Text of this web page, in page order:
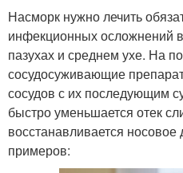
Насморк нужно лечить
инфекционных осложнений
пазухах и среднем ухе. На
сосудосуживающие
сосудов с их последующим
быстро уменьшается отек
восстанавливается
примеров: